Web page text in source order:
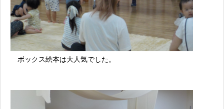
ボックス絵本は大人気でした。